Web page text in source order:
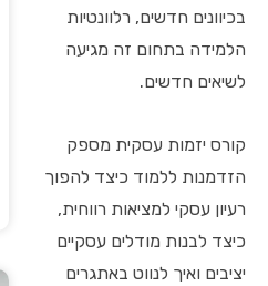
בכיוונים חדשים, רלוונטיות
הלמידה בתחום זה מגיעה
לשיאים חדשים.
קורס יזמות עסקית מספק
הזדמנות ללמוד כיצד להפוך
רעיון עסקי למציאות רווחית,
כיצד לבנות מודלים עסקיים
יציבים ואיך לנווט באתגרים